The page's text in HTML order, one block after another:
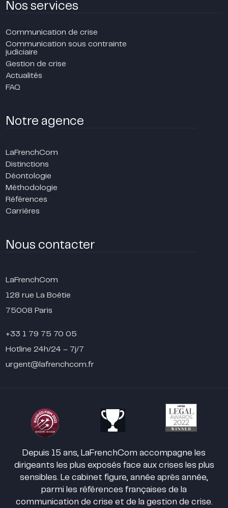
Nos services
Communication de crise
Communication sous contrainte
judiciaire
Gestion de crise
Actualités
FAQ
Notre agence
LaFrenchCom
Distinctions
Déontologie
Méthodologie
Références
Carrières
Nous contacter
LaFrenchCom
128 rue La Boétie
75008 Paris
+33 1 79 75 70 05
Hotline 24h/24 – 7j/7
urgent@lafrenchcom.fr
Depuis 15 ans, LaFrenchCom accompagne les
dirigeants les plus exposés face aux crises les plus
sensibles. Le cabinet figure, année après année,
parmi les références françaises de la
communication de crise et de la gestion de crise.